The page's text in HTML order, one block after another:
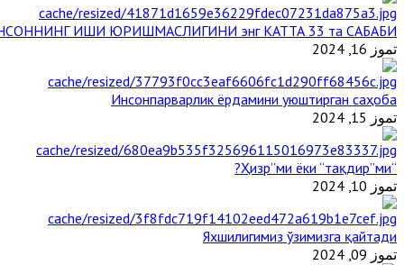
ИШИ ЮРИШМАСЛИГИНИ энг КАТТА 33 та САБАБИ
تموز 16, 2024
Инсонпарварлик ёрдамини уюштирган саҳоба
تموز 15, 2024
“Ҳизр”ми ёки “тақдир”ми?
تموز 10, 2024
Яхшилигимиз ўзимизга қайтади
تموز 09, 2024